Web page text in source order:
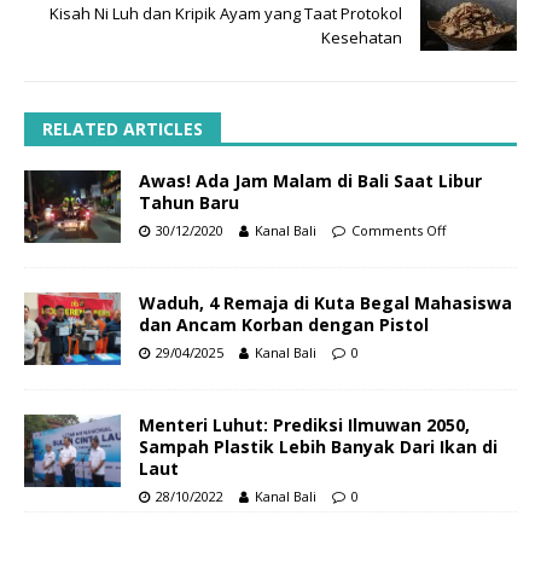
Kisah Ni Luh dan Kripik Ayam yang Taat Protokol
Kesehatan
RELATED ARTICLES
Awas! Ada Jam Malam di Bali Saat Libur
Tahun Baru
30/12/2020 Kanal Bali Comments Off
Waduh, 4 Remaja di Kuta Begal Mahasiswa
dan Ancam Korban dengan Pistol
29/04/2025 Kanal Bali 0
Menteri Luhut: Prediksi Ilmuwan 2050,
Sampah Plastik Lebih Banyak Dari Ikan di
Laut
28/10/2022 Kanal Bali 0